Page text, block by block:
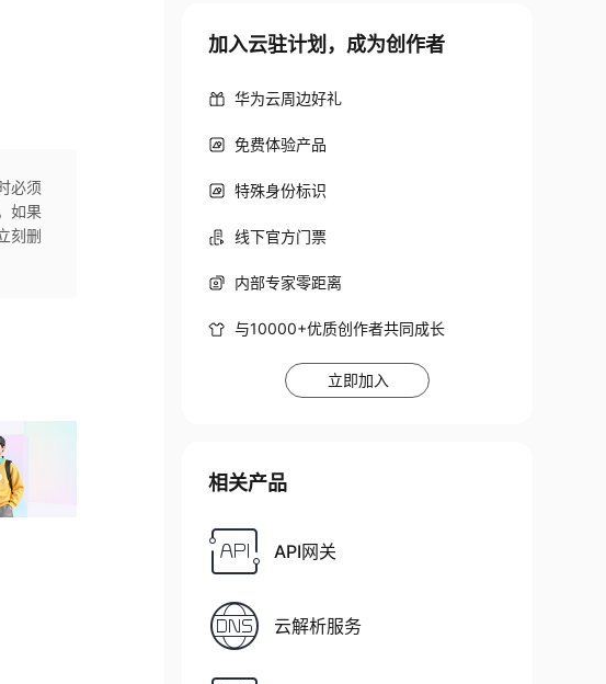
必须
如果
刻删
加入云驻计划，成为创作者
华为云周边好礼
免费体验产品
特殊身份标识
线下官方门票
内部专家零距离
与10000+优质创作者共同成长
立即加入
相关产品
API网关
云解析服务